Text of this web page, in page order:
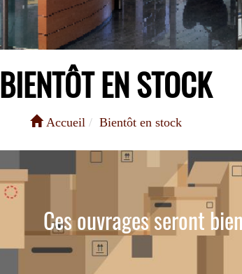
BIENTÔT EN STOCK
Accueil Bientôt en stock
Ces ouvrages seront